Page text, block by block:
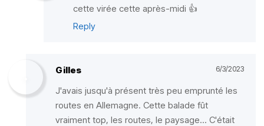
cette virée cette après-midi 👍
Reply
Gilles 6/3/2023
J'avais jusqu'à présent très peu emprunté les
routes en Allemagne. Cette balade fût
vraiment top, les routes, le paysage... C'était